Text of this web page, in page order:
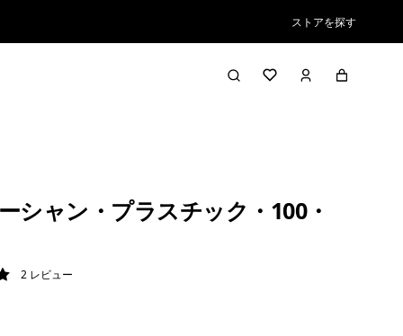
ストアを探す
シャン・プラスチック・100・
5 2 レビュー